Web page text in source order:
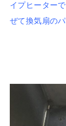
イプヒーター
ぜて換気扇の